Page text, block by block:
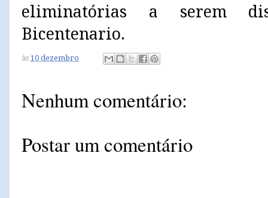
eliminatórias a serem
Bicentenario.
às 10 dezembro
Nenhum comentário:
Postar um comentário